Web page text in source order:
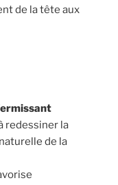
de la tête aux
redessiner la
de la